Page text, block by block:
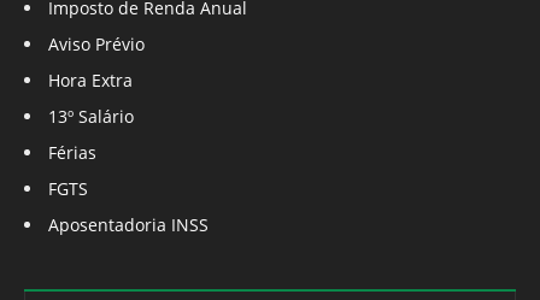
Imposto de Renda Anual
Aviso Prévio
Hora Extra
13º Salário
Férias
FGTS
Aposentadoria INSS